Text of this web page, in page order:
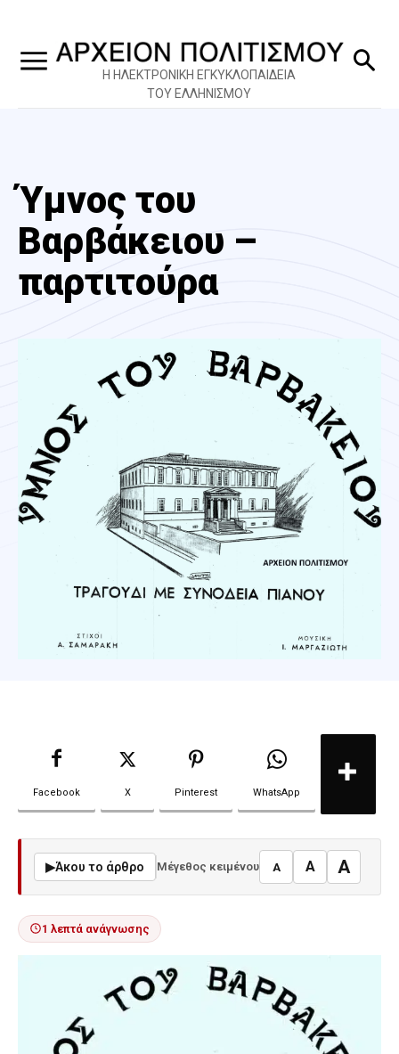
Η ΗΛΕΚΤΡΟΝΙΚΗ ΕΓΚΥΚΛΟΠΑΙΔΕΙΑ
ΤΟΥ ΕΛΛΗΝΙΣΜΟΥ
Ύμνος του
Βαρβάκειου –
παρτιτούρα
Facebook X Pinterest WhatsApp
▶Άκου το άρθρο Μέγεθος κειμένου A A A
1 λεπτά ανάγνωσης